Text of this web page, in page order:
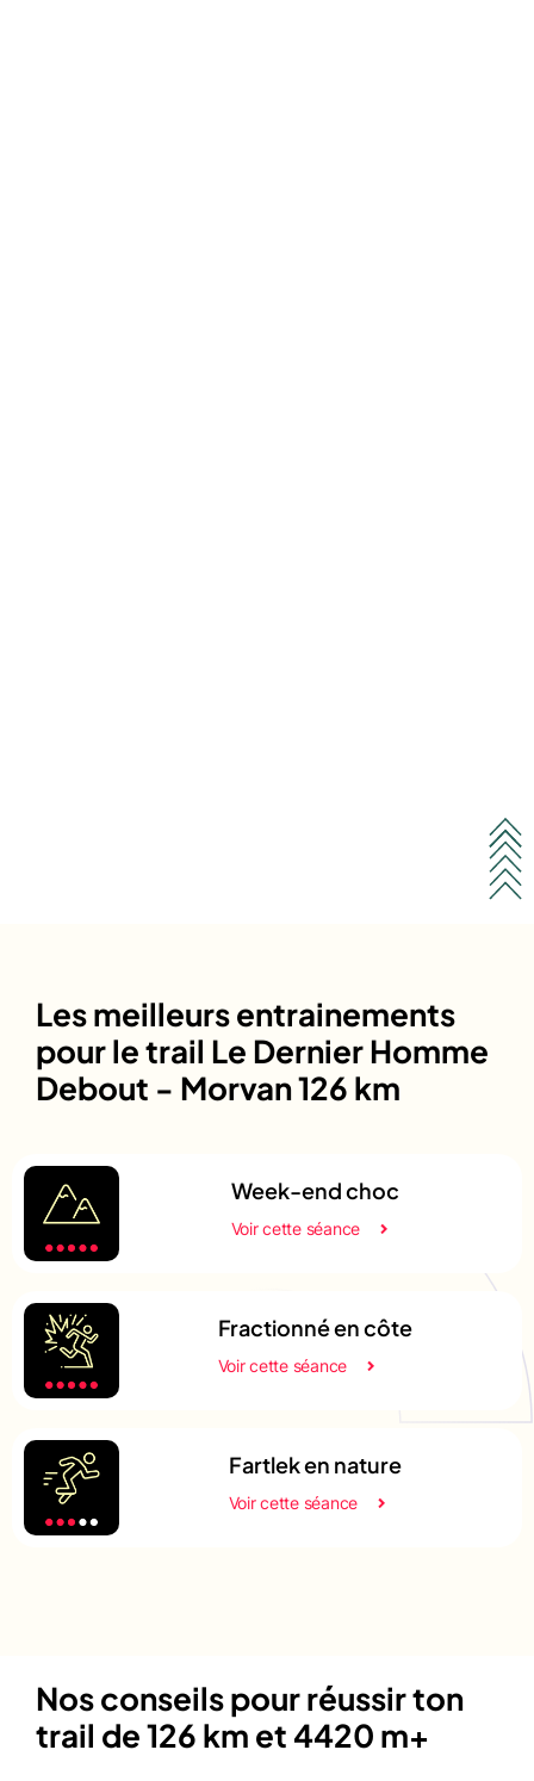
Les meilleurs entrainements
pour le trail Le Dernier Homme
Debout - Morvan 126 km
Week-end choc
Voir cette séance
Fractionné en côte
Voir cette séance
Fartlek en nature
Voir cette séance
Nos conseils pour réussir ton
trail de 126 km et 4420 m+